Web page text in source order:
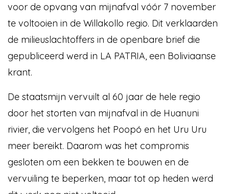
voor de opvang van mijnafval vóór 7 november
te voltooien in de Willakollo regio. Dit verklaarden
de milieuslachtoffers in de openbare brief die
gepubliceerd werd in LA PATRIA, een Boliviaanse
krant.
De staatsmijn vervuilt al 60 jaar de hele regio
door het storten van mijnafval in de Huanuni
rivier, die vervolgens het Poopó en het Uru Uru
meer bereikt. Daarom was het compromis
gesloten om een bekken te bouwen en de
vervuiling te beperken, maar tot op heden werd